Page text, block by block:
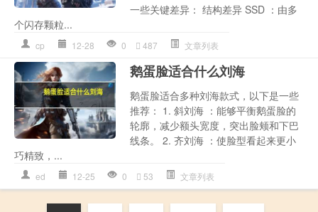
一些关键差异： 结构差异 SSD ：由多
个闪存颗粒...
cp 12-28 0 487 文章列表
鹅蛋脸适合什么刘海
鹅蛋脸适合多种刘海款式，以下是一些
推荐： 1. 斜刘海 ：能够平衡鹅蛋脸的
轮廓，减少额头宽度，突出脸颊和下巴
线条。 2. 齐刘海 ：使脸型看起来更小
巧精致，...
ed 12-25 0 53 文章列表